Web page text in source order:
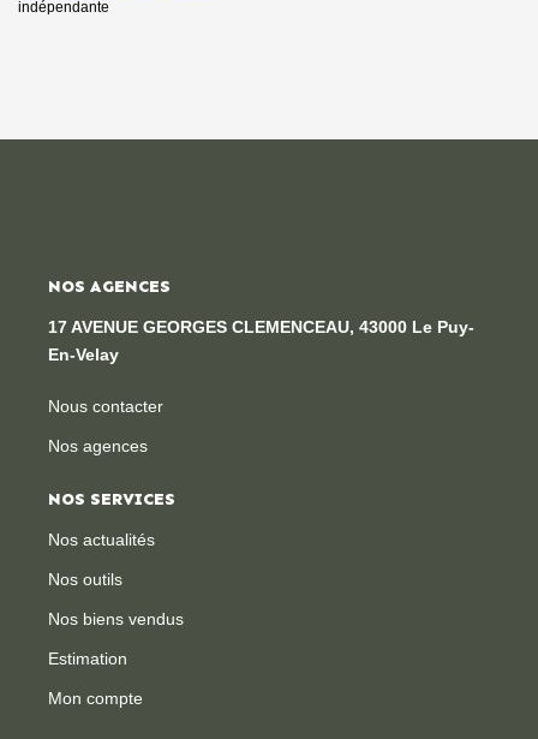
indépendante
NOS AGENCES
17 AVENUE GEORGES CLEMENCEAU, 43000 Le Puy-
En-Velay
Nous contacter
Nos agences
NOS SERVICES
Nos actualités
Nos outils
Nos biens vendus
Estimation
Mon compte